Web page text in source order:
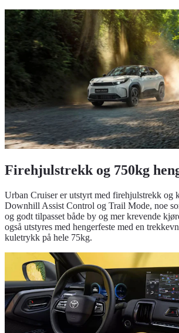
Firehjulstrekk og 750kg
Urban Cruiser er utstyrt med firehjulstrekk og
Downhill Assist Control og Trail Mode, noe
og godt tilpasset både by og mer krevende
også utstyres med hengerfeste med en
kuletrykk på hele 75kg.